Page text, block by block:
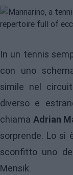
In un tennis
con uno
simile nel
diverso e
chiama Adrian
sorprende. Lo si
sconfitto uno
Mensik.